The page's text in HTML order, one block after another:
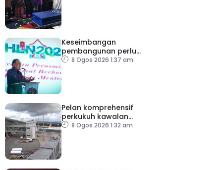
Keseimbangan
pembangunan perlu
ambil kira lokasi tumpuan
8 Ogos 2026 1:37 am
Pelan komprehensif
perkukuh kawalan
keselamatan di semua
8 Ogos 2026 1:32 am